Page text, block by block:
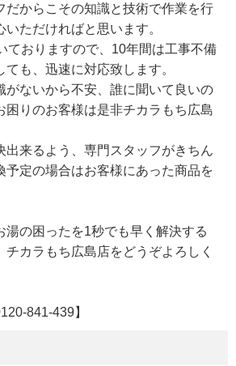
だからこその知識と技術で作業を行
ただければと思います。
ておりますので、10年間は工事不備
も、迅速に対応致します。
がないから不安、誰に聞いて良いの
困りのお客様は是非チカラもち広島
出来るよう、専門スタッフがきちん
予定の場合はお客様にあった商品を
湯の困ったを1秒でも早く解決する
カラもち広島店をどうぞよろしく
841-439】